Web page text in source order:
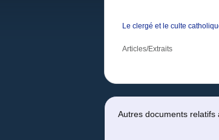
Le clergé et le culte
Articles/Extraits
Autres documents